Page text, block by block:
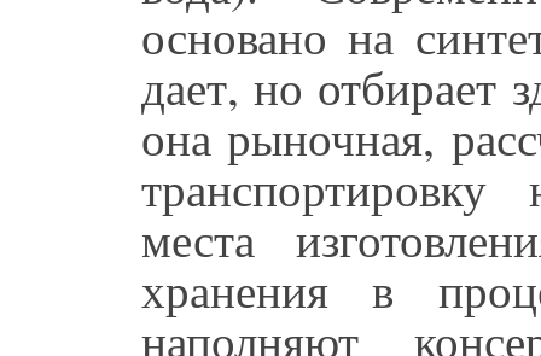
основано на
дает, но отбирает
она рыночная,
места
хранения в
наполняют